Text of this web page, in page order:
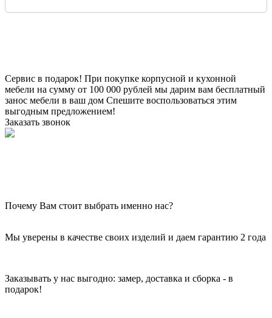
Сервис в подарок! При покупке корпусной и кухонной
мебели на сумму от 100 000 рублей мы дарим вам бесплатный
занос мебели в ваш дом Спешите воспользоваться этим
выгодным предложением!
Заказать звонок
Почему Вам стоит выбрать именно нас?
Мы уверены в качестве своих изделий и даем гарантию 2 года
Заказывать у нас выгодно: замер, доставка и сборка - в
подарок!